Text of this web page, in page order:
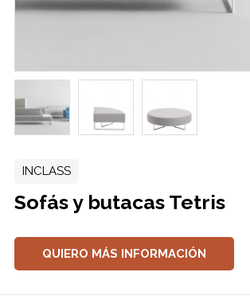
INCLASS
Sofás y butacas Tetris
QUIERO MÁS INFORMACIÓN